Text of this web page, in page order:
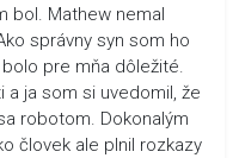
bol. Mathew nemal
správny syn som ho
pre mňa dôležité.
ja som si uvedomil, že
robotom. Dokonalým
človek ale plnil rozkazy